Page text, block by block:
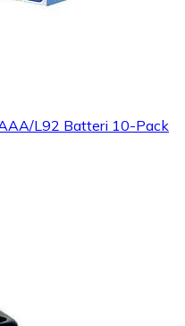
L92 Batteri 10-Pack